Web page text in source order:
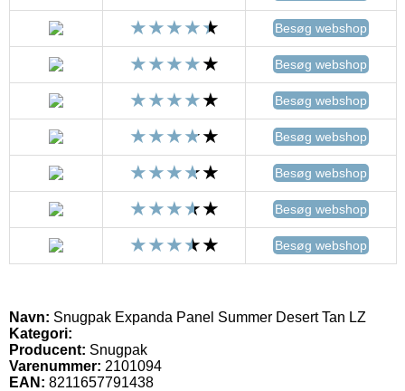
Besøg webshop
Besøg webshop
Besøg webshop
Besøg webshop
Besøg webshop
Besøg webshop
Besøg webshop
Navn: Snugpak Expanda Panel Summer Desert Tan LZ
Kategori:
Producent: Snugpak
Varenummer: 2101094
EAN: 8211657791438